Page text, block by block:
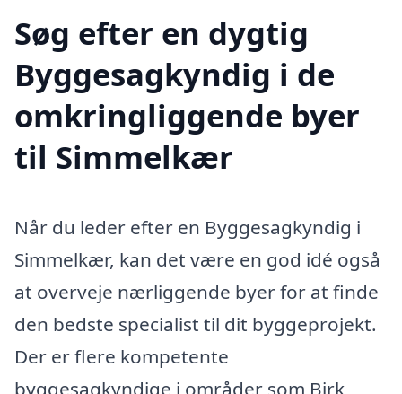
Søg efter en dygtig
Byggesagkyndig i de
omkringliggende byer
til Simmelkær
Når du leder efter en Byggesagkyndig i
Simmelkær, kan det være en god idé også
at overveje nærliggende byer for at finde
den bedste specialist til dit byggeprojekt.
Der er flere kompetente
byggesagkyndige i områder som Birk,